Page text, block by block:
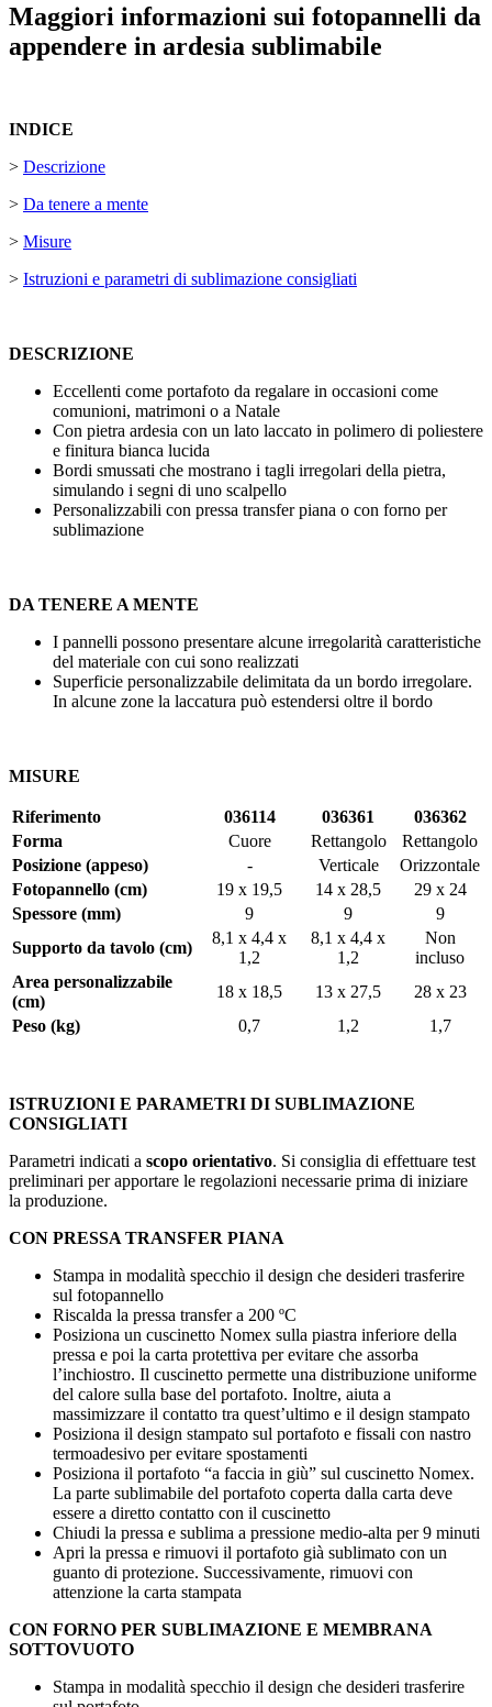
Maggiori informazioni sui fotopannelli da
appendere in ardesia sublimabile
INDICE
> Descrizione
> Da tenere a mente
> Misure
> Istruzioni e parametri di sublimazione consigliati
DESCRIZIONE
Eccellenti come portafoto da regalare in occasioni come
comunioni, matrimoni o a Natale
Con pietra ardesia con un lato laccato in polimero di poliestere
e finitura bianca lucida
Bordi smussati che mostrano i tagli irregolari della pietra,
simulando i segni di uno scalpello
Personalizzabili con pressa transfer piana o con forno per
sublimazione
DA TENERE A MENTE
I pannelli possono presentare alcune irregolarità caratteristiche
del materiale con cui sono realizzati
Superficie personalizzabile delimitata da un bordo irregolare.
In alcune zone la laccatura può estendersi oltre il bordo
MISURE
Riferimento 036114 036361
036362
Forma
Cuore Rettangolo
Rettangolo
Posizione (appeso)
- Verticale
Orizzontale
Fotopannello (cm)
19 x 19,5 14 x 28,5
29 x 24
Spessore (mm)
9 9
9
Supporto da tavolo (cm)
8,1 x 4,4 x
1,2
8,1 x 4,4 x
1,2
Non
incluso
Area personalizzabile
(cm)
18 x 18,5 13 x 27,5
28 x 23
Peso (kg)
0,7 1,2 1,7
ISTRUZIONI E PARAMETRI DI SUBLIMAZIONE
CONSIGLIATI
Parametri indicati a scopo orientativo. Si consiglia di effettuare test
preliminari per apportare le regolazioni necessarie prima di iniziare
la produzione.
CON PRESSA TRANSFER PIANA
Stampa in modalità specchio il design che desideri trasferire
sul fotopannello
Riscalda la pressa transfer a 200 ºC
Posiziona un cuscinetto Nomex sulla piastra inferiore della
pressa e poi la carta protettiva per evitare che assorba
l’inchiostro. Il cuscinetto permette una distribuzione uniforme
del calore sulla base del portafoto. Inoltre, aiuta a
massimizzare il contatto tra quest’ultimo e il design stampato
Posiziona il design stampato sul portafoto e fissali con nastro
termoadesivo per evitare spostamenti
Posiziona il portafoto “a faccia in giù” sul cuscinetto Nomex.
La parte sublimabile del portafoto coperta dalla carta deve
essere a diretto contatto con il cuscinetto
Chiudi la pressa e sublima a pressione medio-alta per9 minuti
Apri la pressa e rimuovi il portafoto già sublimato con un
guanto di protezione. Successivamente, rimuovi con
attenzione la carta stampata
CON FORNO PER SUBLIMAZIONE E MEMBRANA
SOTTOVUOTO
Stampa in modalità specchio il design che desideri trasferire